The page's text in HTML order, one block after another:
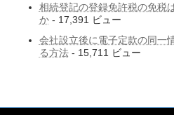
相続登記の登録免許税の免税
か- 17,391 ビュー
会社設立後に電子定款の同一
る方法- 15,711 ビュー